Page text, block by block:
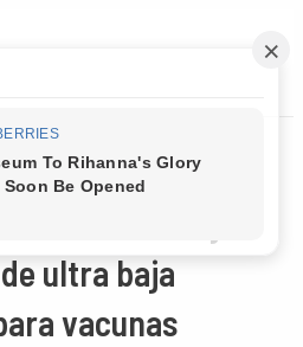
110 mil dosis y 14
ultra baja
vacunas